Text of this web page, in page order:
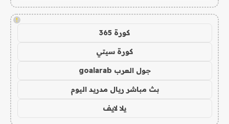
!
كورة 365
كورة سيتي
جول العرب goalarab
بث مباشر ريال مدريد اليوم
يلا لايف